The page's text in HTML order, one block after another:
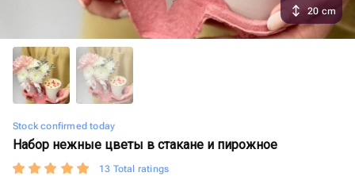
Stock confirmed today
Набор нежные цветы в стакане и пирожное
13 Total ratings
20 cm